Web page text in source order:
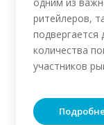
ритейлеров,
подвергается
количества
участников